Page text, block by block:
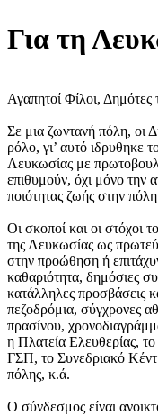
Για τη
Αγαπητοί Φίλοι, Δημότες
Σε μια ζωντανή πόλη, οι
ρόλο, γι’ αυτό ιδρυθηκε
Λευκωσίας με
επιθυμούν, όχι μόνο την
ποιότητας ζωής στην
Οι σκοποί και οι στόχοι
της Λευκωσίας ως
στην προώθηση ή
καθαριότητα, δημόσιες
κατάλληλες προσβάσεις
πεζοδρόμια, σύγχρονες
πρασίνου,
η Πλατεία Ελευθερίας,
ΓΣΠ, το Συνεδριακό
πόλης, κ.ά.
Ο σύνδεσμος είναι